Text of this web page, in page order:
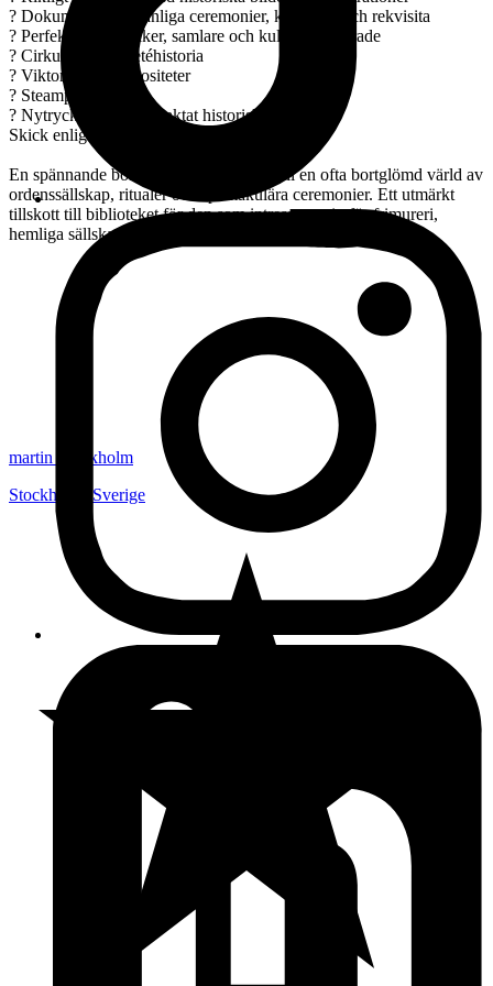
? Dokumenterar ovanliga ceremonier, kostymer och rekvisita
? Perfekt för historiker, samlare och kulturintresserade
? Cirkus- och varietéhistoria
? Viktorianska kuriositeter
? Steampunk
? Nytryck av ett eftertraktat historiskt verk
Skick enligt bilder.
En spännande bok som öppnar dörren till en ofta bortglömd värld av
ordenssällskap, ritualer och spektakulära ceremonier. Ett utmärkt
tillskott till biblioteket för den som intresserar sig för frimureri,
hemliga sällskap eller amerikansk kulturhistoria.
martin_stockholm
Stockholm
Sverige